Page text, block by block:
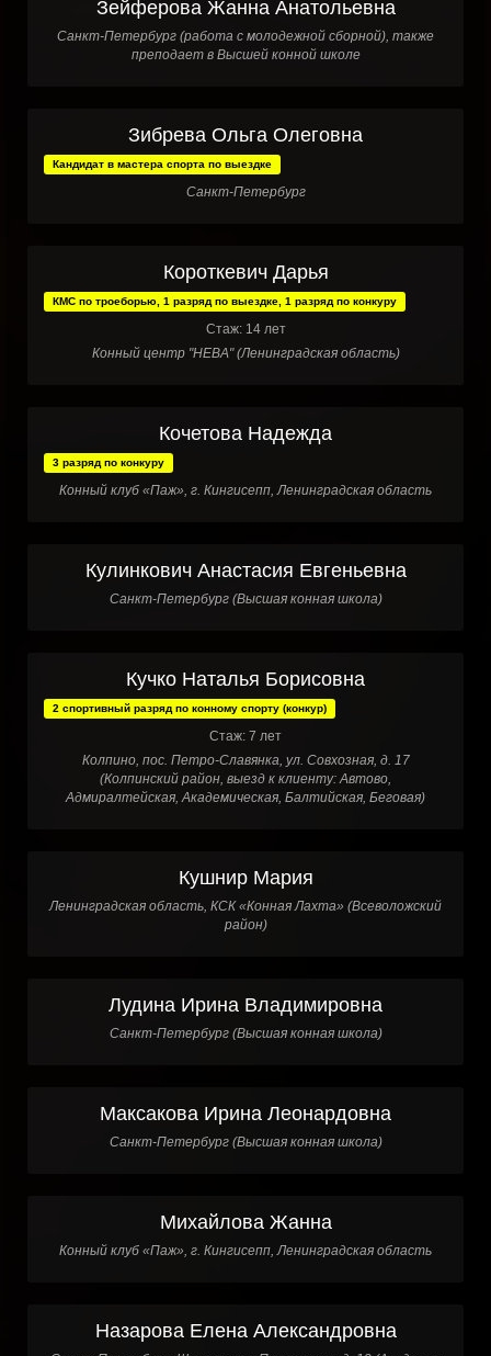
Зейферова Жанна Анатольевна
Санкт-Петербург (работа с молодежной сборной), также
преподает в Высшей конной школе
Зибрева Ольга Олеговна
Кандидат в мастера спорта по выездке
Санкт-Петербург
Короткевич Дарья
КМС по троеборью, 1 разряд по выездке, 1 разряд по конкуру
Стаж: 14 лет
Конный центр "НЕВА" (Ленинградская область)
Кочетова Надежда
3 разряд по конкуру
Конный клуб «Паж», г. Кингисепп, Ленинградская область
Кулинкович Анастасия Евгеньевна
Санкт-Петербург (Высшая конная школа)
Кучко Наталья Борисовна
2 спортивный разряд по конному спорту (конкур)
Стаж: 7 лет
Колпино, пос. Петро-Славянка, ул. Совхозная, д. 17
(Колпинский район, выезд к клиенту: Автово,
Адмиралтейская, Академическая, Балтийская, Беговая)
Кушнир Мария
Ленинградская область, КСК «Конная Лахта» (Всеволожский
район)
Лудина Ирина Владимировна
Санкт-Петербург (Высшая конная школа)
Максакова Ирина Леонардовна
Санкт-Петербург (Высшая конная школа)
Михайлова Жанна
Конный клуб «Паж», г. Кингисепп, Ленинградская область
Назарова Елена Александровна